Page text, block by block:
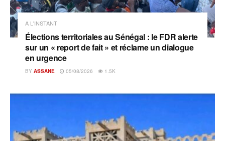
A L'INSTANT
Élections territoriales au Sénégal : le FDR alerte
sur un « report de fait » et réclame un dialogue
en urgence
BY ASSANE 05/08/2026 1.5K